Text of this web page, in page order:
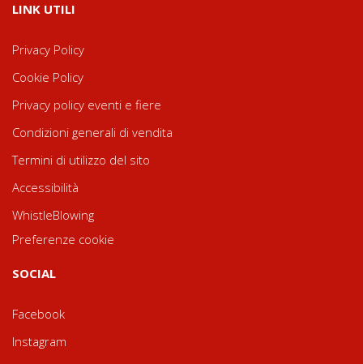
LINK UTILI
Privacy Policy
Cookie Policy
Privacy policy eventi e fiere
Condizioni generali di vendita
Termini di utilizzo del sito
Accessibilità
WhistleBlowing
Preferenze cookie
SOCIAL
Facebook
Instagram